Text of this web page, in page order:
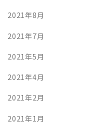
2021年8月
2021年7月
2021年5月
2021年4月
2021年2月
2021年1月